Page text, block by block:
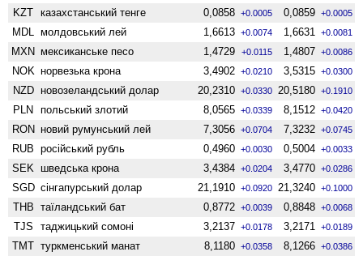
KZT казахстанський тенге 0,0858 +0.0005 0,0859 +0.0005
MDL молдовський лей 1,6613 +0.0074 1,6631 +0.0081
MXN мексиканське песо 1,4729 +0.0115 1,4807 +0.0086
NOK норвезька крона 3,4902 +0.0210 3,5315 +0.0300
NZD ново­зеландський долар 20,2310 +0.0330 20,5180 +0.1910
PLN польський злотий 8,0565 +0.0339 8,1512 +0.0420
RON новий румунський лей 7,3056 +0.0704 7,3232 +0.0745
RUB російський рубль 0,4960 +0.0030 0,5004 +0.0033
SEK шведська крона 3,4384 +0.0204 3,4770 +0.0286
SGD сінгапурський долар 21,1910 +0.0920 21,3240 +0.1000
THB таїландський бат 0,8772 +0.0039 0,8848 +0.0068
TJS таджицький сомоні 3,2137 +0.0178 3,2171 +0.0189
TMT туркменський манат 8,1180 +0.0358 8,1266 +0.0386